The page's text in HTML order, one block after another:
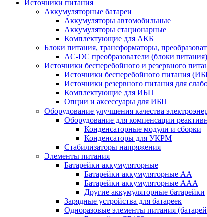
Источники питания
Аккумуляторные батареи
Аккумуляторы автомобильные
Аккумуляторы стационарные
Комплектующие для АКБ
Блоки питания, трансформаторы,
AC-DC преобразователи (блоки питания)
Источники бесперебойного и резервного
Источники бесперебойного питания
Источники резервного питания для
Комплектующие для ИБП
Опции и аксессуары для ИБП
Оборудование улучшения качества
Оборудование для компенсации
Конденсаторные модули и сборки
Конденсаторы для УКРМ
Стабилизаторы напряжения
Элементы питания
Батарейки аккумуляторные
Батарейки аккумуляторные АА
Батарейки аккумуляторные ААА
Другие аккумуляторные батарейки
Зарядные устройства для батареек
Одноразовые элементы питания